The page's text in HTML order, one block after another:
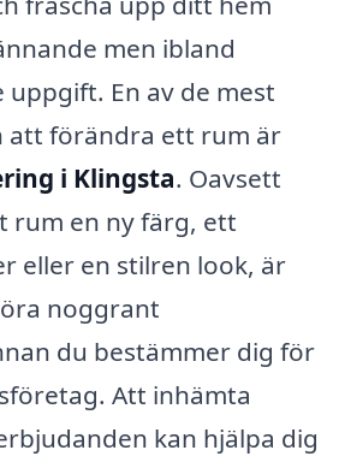
men ibland
En av de mest
att förändra ett rum är
i Klingsta. Oavsett
rum en ny färg, ett
eller en stilren look, är
noggrant
du bestämmer dig för
Att inhämta
kan hjälpa dig